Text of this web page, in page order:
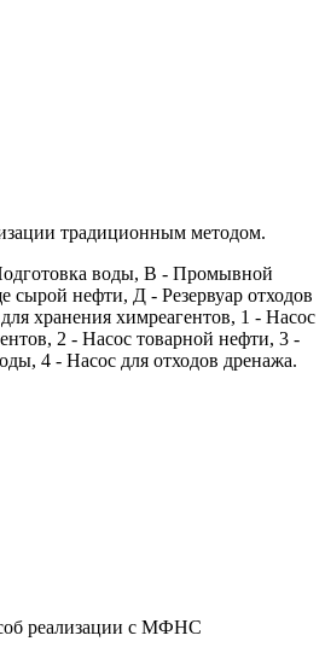
традиционным методом.
воды, В - Промывной
сырой нефти, Д - Резервуар отходов
хранения химреагентов, 1 - Насос
2 - Насос товарной нефти, 3 -
4 - Насос для отходов дренажа.
реализации с МФНС